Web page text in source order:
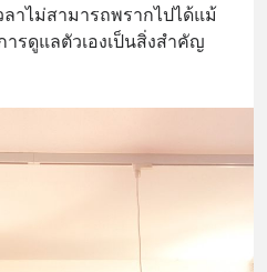
าไม่สามารถพรากไปได้แม้
รดูแลตัวเองเป็นสิ่งสำคัญ